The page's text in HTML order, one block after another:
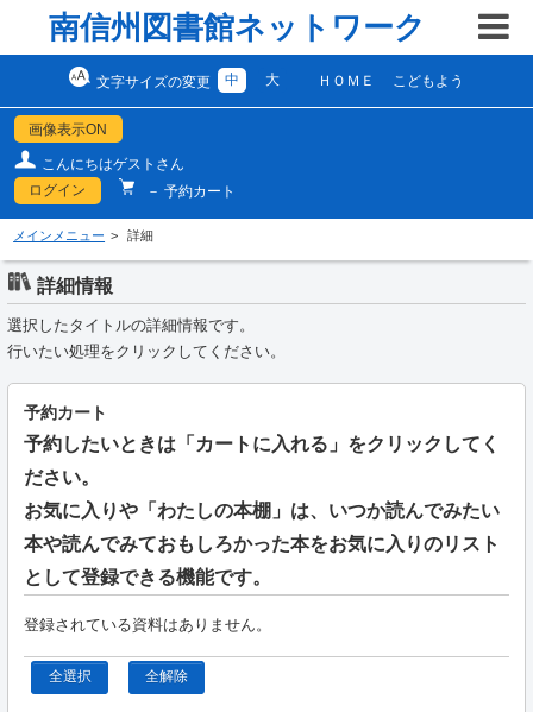
南信州図書館ネットワーク
文字サイズの変更 中 大 ＨＯＭＥ こどもよう
画像表示ON
こんにちはゲストさん
ログイン
－ 予約カート
メインメニュー 詳細
詳細情報
選択したタイトルの詳細情報です。
行いたい処理をクリックしてください。
予約カート
予約したいときは「カートに入れる」をクリックしてく
ださい。
お気に入りや「わたしの本棚」は、いつか読んでみたい
本や読んでみておもしろかった本をお気に入りのリスト
として登録できる機能です。
登録されている資料はありません。
全選択 全解除